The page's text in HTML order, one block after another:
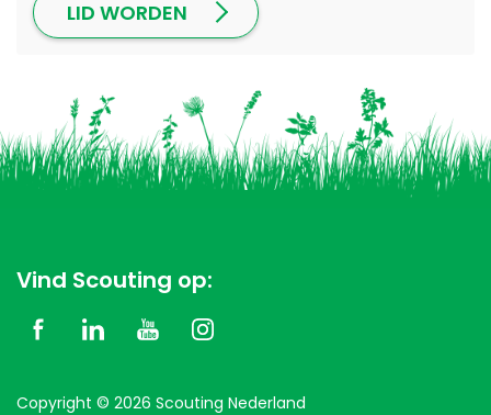
LID WORDEN
Vind Scouting op:
Copyright © 2026 Scouting Nederland